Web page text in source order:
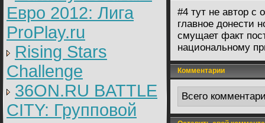
Евро 2012: Лига
ProPlay.ru
Rising Stars
Challenge
36ON.RU BATTLE
CITY: Групповой
#4 тут не автор с
главное донести
смущает факт
национальному
Комментарии
Всего